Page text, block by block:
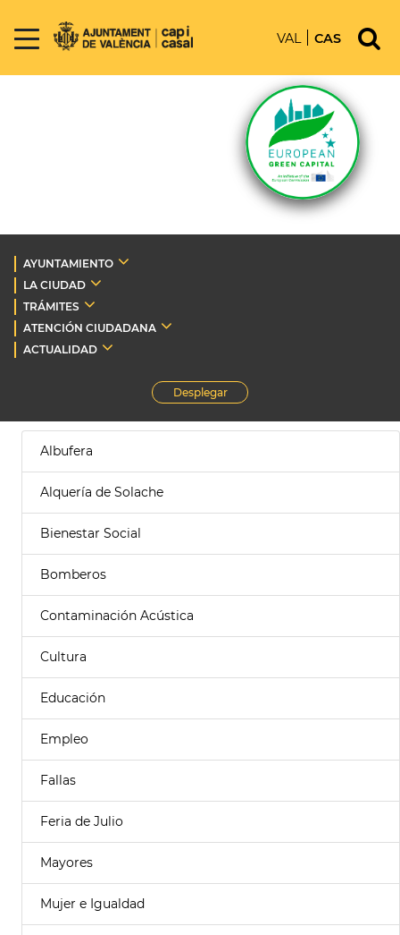
VAL CAS
AYUNTAMIENTO
LA CIUDAD
TRÁMITES
ATENCIÓN CIUDADANA
ACTUALIDAD
Desplegar
Albufera
Alquería de Solache
Bienestar Social
Bomberos
Contaminación Acústica
Cultura
Educación
Empleo
Fallas
Feria de Julio
Mayores
Mujer e Igualdad